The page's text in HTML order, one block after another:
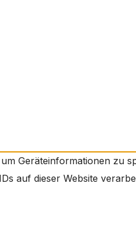
Geräteinformationen zu
auf dieser Website